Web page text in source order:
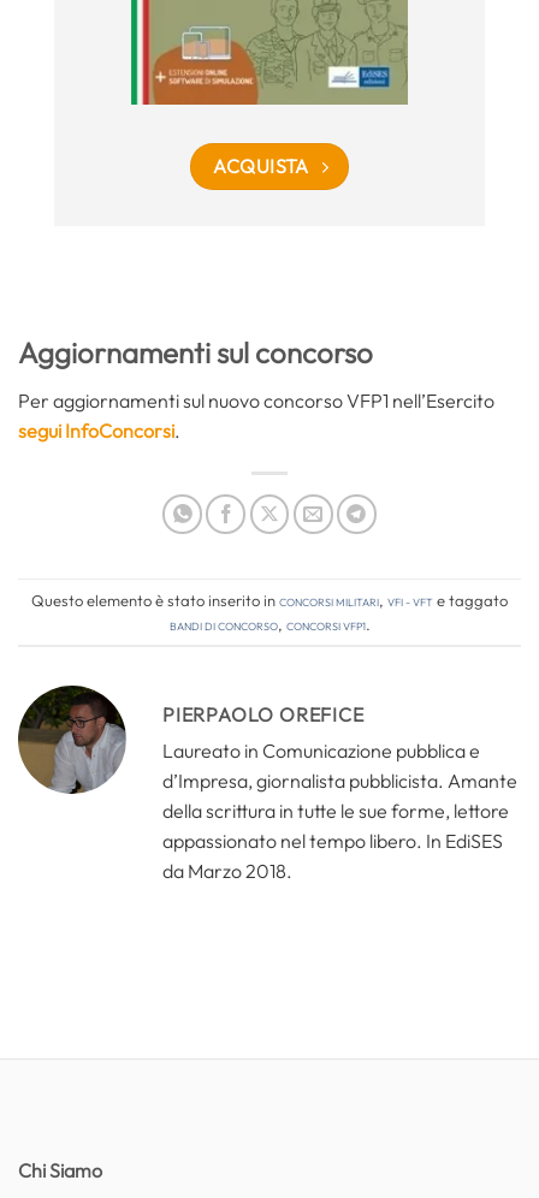
ACQUISTA
Aggiornamenti sul concorso
Per aggiornamenti sul nuovo concorso VFP1 nell’Esercito
segui InfoConcorsi.
Questo elemento è stato inserito inConcorsi Militari, VFI - VFTe taggato
bandi di concorso, concorsi vfp1.
PIERPAOLO OREFICE
Laureato in Comunicazione pubblica e
d’Impresa, giornalista pubblicista. Amante
della scrittura in tutte le sue forme, lettore
appassionato nel tempo libero. In EdiSES
da Marzo 2018.
Chi Siamo